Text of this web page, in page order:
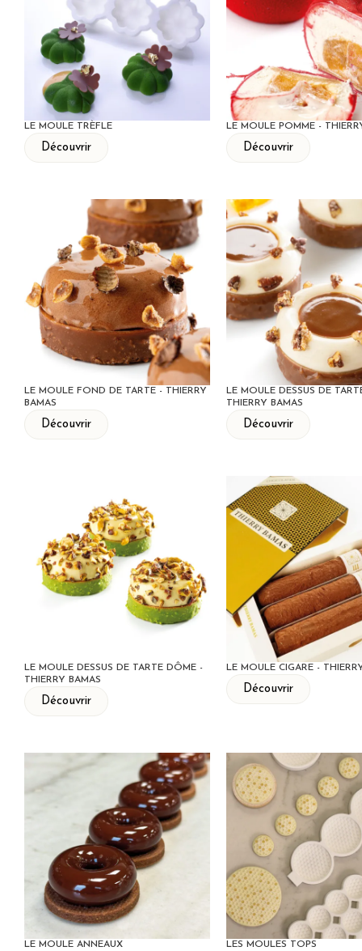
LE MOULE TRÈFLE
Découvrir
LE MOULE POMME -
Découvrir
LE MOULE FOND DE TARTE - THIERRY
BAMAS
Découvrir
LE MOULE DESSUS DE
THIERRY BAMAS
Découvrir
LE MOULE DESSUS DE TARTE DÔME -
THIERRY BAMAS
Découvrir
LE MOULE CIGARE -
Découvrir
LE MOULE ANNEAUX LES MOULES TOPS